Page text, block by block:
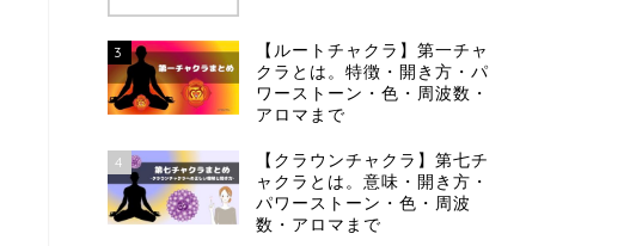
3
【ルートチャクラ】第一チャ
クラとは。特徴・開き方・パ
ワーストーン・色・周波数・
アロマまで
4
【クラウンチャクラ】第七チ
ャクラとは。意味・開き方・
パワーストーン・色・周波
数・アロマまで